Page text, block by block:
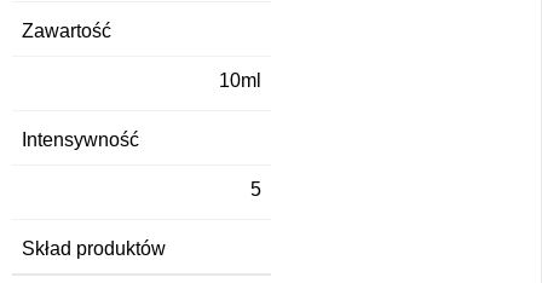
Zawartość
10ml
Intensywność
5
Skład produktów